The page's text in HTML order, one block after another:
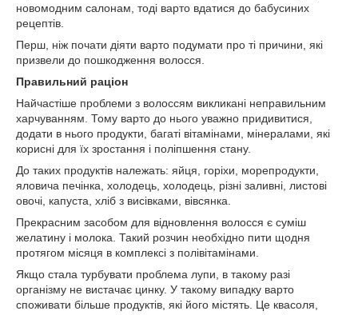
новомодним салонам, тоді варто вдатися до бабусиних
рецептів.
Перш, ніж почати діяти варто подумати про ті причини, які
призвели до пошкодження волосся.
Правильний раціон
Найчастіше проблеми з волоссям викликані неправильним
харчуванням. Тому варто до нього уважно придивитися,
додати в нього продукти, багаті вітамінами, мінералами, які
корисні для їх зростання і поліпшення стану.
До таких продуктів належать: яйця, горіхи, морепродукти,
яловича печінка, холодець, холодець, різні заливні, листові
овочі, капуста, хліб з висівками, вівсянка.
Прекрасним засобом для відновлення волосся є суміш
желатину і молока. Такий розчин необхідно пити щодня
протягом місяця в комплексі з полівітамінами.
Якщо стала турбувати проблема лупи, в такому разі
організму не вистачає цинку. У такому випадку варто
споживати більше продуктів, які його містять. Це квасоля,